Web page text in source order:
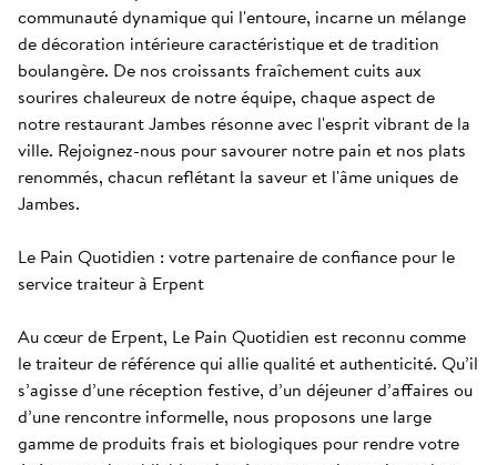
communauté dynamique qui l'entoure, incarne un mélange
de décoration intérieure caractéristique et de tradition
boulangère. De nos croissants fraîchement cuits aux
sourires chaleureux de notre équipe, chaque aspect de
notre restaurant Jambes résonne avec l'esprit vibrant de la
ville. Rejoignez-nous pour savourer notre pain et nos plats
renommés, chacun reflétant la saveur et l'âme uniques de
Jambes.
Le Pain Quotidien : votre partenaire de confiance pour le
service traiteur à Erpent
Au cœur de Erpent, Le Pain Quotidien est reconnu comme
le traiteur de référence qui allie qualité et authenticité. Qu’il
s’agisse d’une réception festive, d’un déjeuner d’affaires ou
d’une rencontre informelle, nous proposons une large
gamme de produits frais et biologiques pour rendre votre